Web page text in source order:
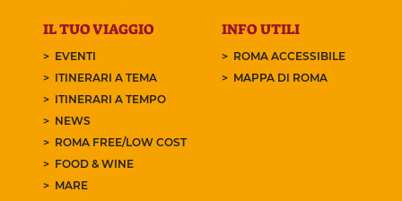
IL TUO VIAGGIO
EVENTI
ITINERARI A TEMA
ITINERARI A TEMPO
NEWS
ROMA FREE/LOW COST
FOOD & WINE
MARE
INFO UTILI
ROMA ACCESSIBILE
MAPPA DI ROMA